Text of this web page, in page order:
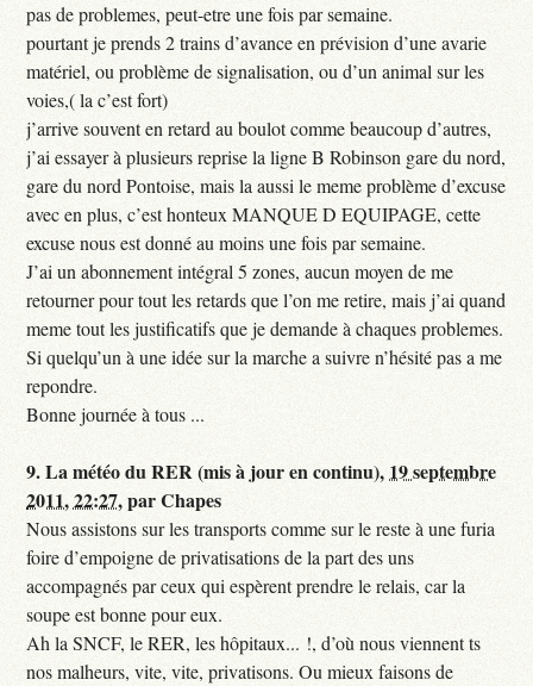
pas de problemes, peut-etre une fois par semaine.
pourtant je prends 2 trains d’avance en prévision d’une avarie
matériel, ou problème de signalisation, ou d’un animal sur les
voies,( la c’est fort)
j’arrive souvent en retard au boulot comme beaucoup d’autres,
j’ai essayer à plusieurs reprise la ligne B Robinson gare du nord,
gare du nord Pontoise, mais la aussi le meme problème d’excuse
avec en plus, c’est honteux MANQUE D EQUIPAGE, cette
excuse nous est donné au moins une fois par semaine.
J’ai un abonnement intégral 5 zones, aucun moyen de me
retourner pour tout les retards que l’on me retire, mais j’ai quand
meme tout les justificatifs que je demande à chaques problemes.
Si quelqu’un à une idée sur la marche a suivre n’hésité pas a me
repondre.
Bonne journée à tous ...
9.La météo du RER (mis à jour en continu), 19 septembre
2011, 22:27,parChapes
Nous assistons sur les transports comme sur le reste à une furia
foire d’empoigne de privatisations de la part des uns
accompagnés par ceux qui espèrent prendre le relais, car la
soupe est bonne pour eux.
Ah la SNCF, le RER, les hôpitaux... !, d’où nous viennent ts
nos malheurs, vite, vite, privatisons. Ou mieux faisons de